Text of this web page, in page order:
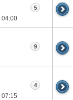
04:00
5
9
07:15
4